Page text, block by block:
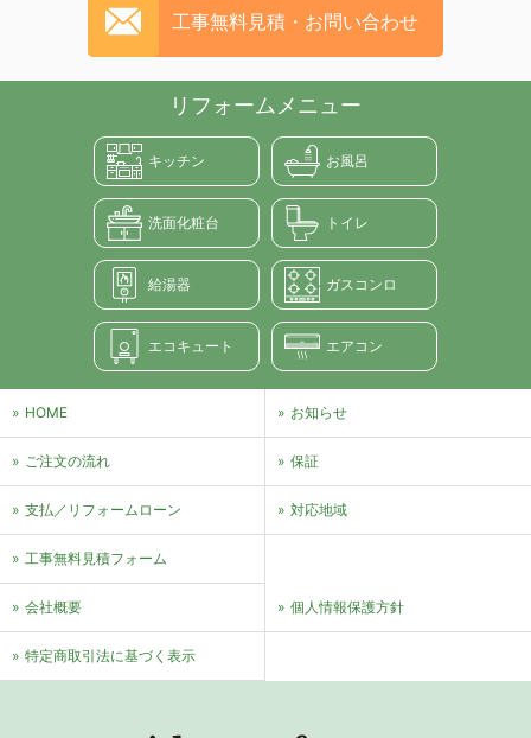
工事無料見積・お問い合わせ
リフォームメニュー
キッチン お風呂
洗面化粧台 トイレ
給湯器 ガスコンロ
エコキュート エアコン
HOME お知らせ
ご注文の流れ 保証
支払／リフォームローン 対応地域
⼯事無料⾒積フォーム
会社概要 個⼈情報保護⽅針
特定商取引法に基づく表⽰